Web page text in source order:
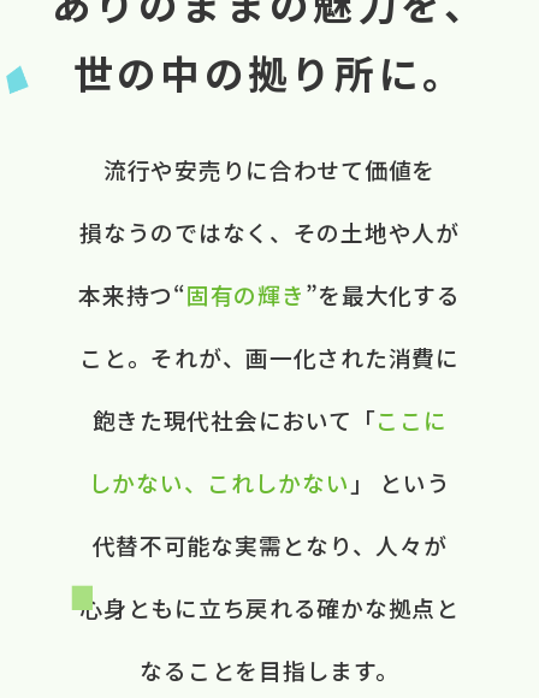
世の中の拠り所に。
流行や​安売りに​合わせて​価値を​
損なうのではなく、​ ​その​土地や​人が​
本来​持つ“固有の​輝き”を​最大化する​
こと。​ それが、​画一化された​消費に​
飽きた​現代社会に​おいて​ ​「ここに​
しかない、​これしかない 」 と​いう​
代替不可能な​実需と​なり、​ 人々が​
心身ともに​立ち戻れる​ 確かな​拠点と​
なる​ことを​目指します。​